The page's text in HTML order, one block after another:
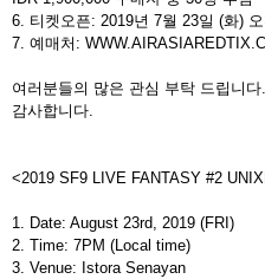
6. 티켓오픈: 2019년 7월 23일 (화)
7. 예매처 :
여러분들의 많은 관심 부탁 드립니다
감사합니다
<2019 SF9 LIVE FANTASY #2
1. Date: August 23rd, 2019 (FRI)
2. Time: 7PM (Local time)
3. Venue: Istora Senayan